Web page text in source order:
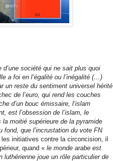
société qui ne sait plus quoi
a foi en l’égalité ou l’inégalité (…)
un reste du sentiment universel hérité
de l’euro, qui rend les couches
d’un bouc émissaire, l’islam
est l’obsession de l’islam, le
moitié supérieure de la pyramide
que l’incrustation du vote FN
initiatives contre la circoncision, il
quand « le monde arabe est
luthérienne joue un rôle particulier de